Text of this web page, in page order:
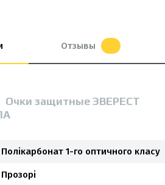
Отзывы
Очки защитные ЭВЕРЕСТ
Полікарбонат 1-го оптичного класу
Прозорі